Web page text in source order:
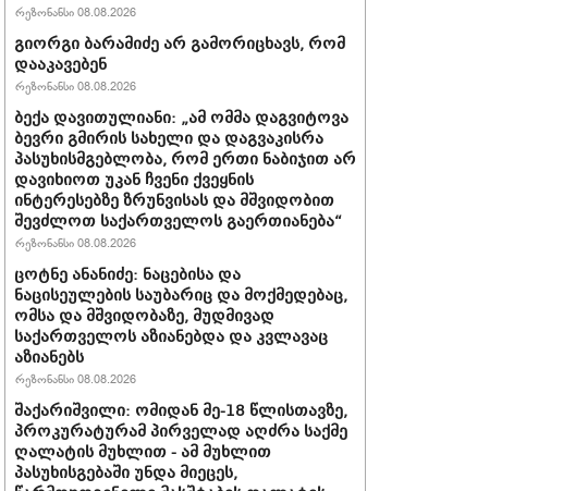
რეზონანსი 08.08.2026
გიორგი ბარამიძე არ გამორიცხავს, რომ
დააკავებენ
რეზონანსი 08.08.2026
ბექა დავითულიანი: „ამ ომმა დაგვიტოვა
ბევრი გმირის სახელი და დაგვაკისრა
პასუხისმგებლობა, რომ ერთი ნაბიჯით არ
დავიხიოთ უკან ჩვენი ქვეყნის
ინტერესებზე ზრუნვისას და მშვიდობით
შევძლოთ საქართველოს გაერთიანება“
რეზონანსი 08.08.2026
ცოტნე ანანიძე: ნაცებისა და
ნაცისეულების საუბარიც და მოქმედებაც,
ომსა და მშვიდობაზე, მუდმივად
საქართველოს აზიანებდა და კვლავაც
აზიანებს
რეზონანსი 08.08.2026
შაქარიშვილი: ომიდან მე-18 წლისთავზე,
პროკურატურამ პირველად აღძრა საქმე
ღალატის მუხლით - ამ მუხლით
პასუხისგებაში უნდა მიეცეს,